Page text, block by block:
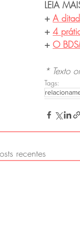
LEIA
+ A
+ 4
+ O
* Texto
Tags:
recentes